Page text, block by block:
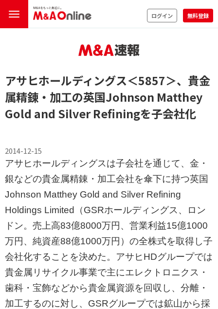
ログイン 無料登録
アサヒホールディングス＜5857＞、貴金
属精錬・加工の英国Johnson Matthey
Gold and Silver Refiningを子会社化
2014-12-15
アサヒホールディングスは子会社を通じて、金・
銀などの貴金属精錬・加工会社を傘下に持つ英国
Johnson Matthey Gold and Silver Refining
Holdings Limited（GSRホールディングス、ロン
ドン。売上高83億8000万円、営業利益15億1000
万円、純資産88億1000万円）の全株式を取得し子
会社化することを決めた。アサヒHDグループでは
貴金属リサイクル事業で主にエレクトロニクス・
歯科・宝飾などから貴金属資源を回収し、分離・
加工するのに対し、GSRグループでは鉱山から採